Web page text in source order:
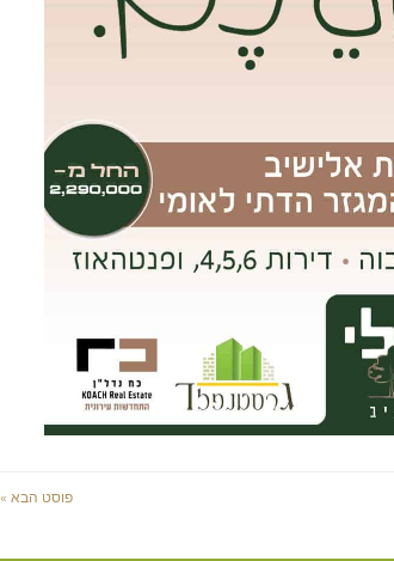
פוסט הבא »